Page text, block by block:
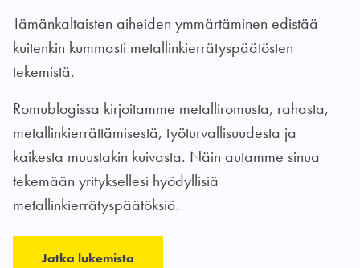
Tämänkaltaisten aiheiden ymmärtäminen edistää
kuitenkin kummasti metallinkierrätyspäätösten
tekemistä.
Romublogissa kirjoitamme metalliromusta, rahasta,
metallinkierrättämisestä, työturvallisuudesta ja
kaikesta muustakin kuivasta. Näin autamme sinua
tekemään yrityksellesi hyödyllisiä
metallinkierrätyspäätöksiä.
Jatka lukemista